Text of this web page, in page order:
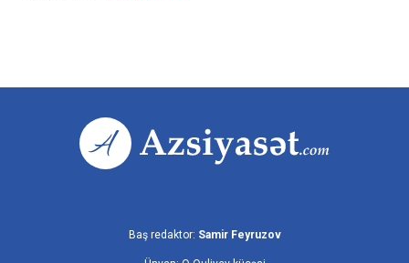
Baş redaktor: Samir Feyruzov